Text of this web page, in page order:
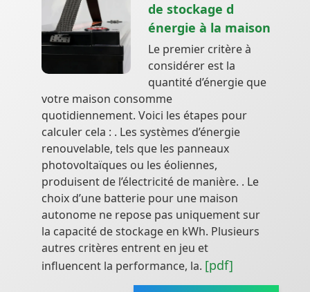
de stockage d
énergie à la maison
Le premier critère à
considérer est la
quantité d’énergie que
votre maison consomme
quotidiennement. Voici les étapes pour
calculer cela : . Les systèmes d’énergie
renouvelable, tels que les panneaux
photovoltaïques ou les éoliennes,
produisent de l’électricité de manière. . Le
choix d’une batterie pour une maison
autonome ne repose pas uniquement sur
la capacité de stockage en kWh. Plusieurs
autres critères entrent en jeu et
influencent la performance, la. [pdf]